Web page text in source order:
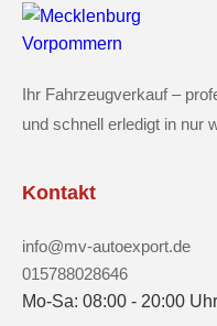
Ihr Fahrzeugverkauf –
und schnell erledigt in nur
Kontakt
info@mv-autoexport.de
015788028646
Mo-Sa: 08:00 - 20:00 Uhr